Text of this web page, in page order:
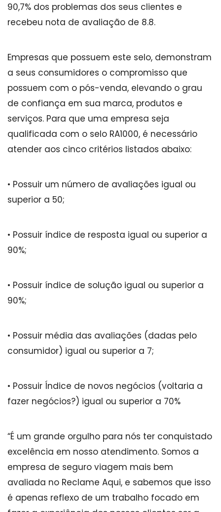
90,7% dos problemas dos seus clientes e
recebeu nota de avaliação de 8.8.
Empresas que possuem este selo, demonstram
a seus consumidores o compromisso que
possuem com o pós-venda, elevando o grau
de confiança em sua marca, produtos e
serviços. Para que uma empresa seja
qualificada com o selo RA1000, é necessário
atender aos cinco critérios listados abaixo:
• Possuir um número de avaliações igual ou
superior a 50;
• Possuir índice de resposta igual ou superior a
90%;
• Possuir índice de solução igual ou superior a
90%;
• Possuir média das avaliações (dadas pelo
consumidor) igual ou superior a 7;
• Possuir Índice de novos negócios (voltaria a
fazer negócios?) igual ou superior a 70%
“É um grande orgulho para nós ter conquistado
excelência em nosso atendimento. Somos a
empresa de seguro viagem mais bem
avaliada no Reclame Aqui, e sabemos que isso
é apenas reflexo de um trabalho focado em